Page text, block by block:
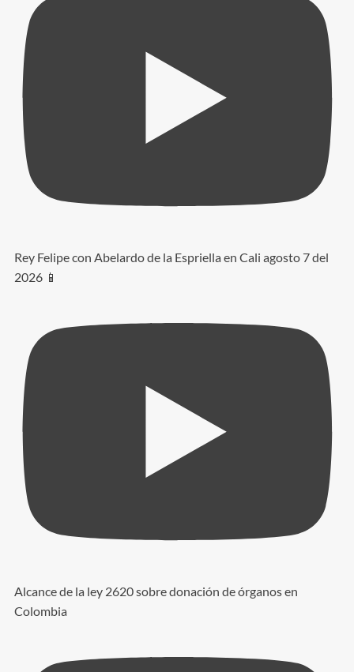
Rey Felipe con Abelardo de la Espriella en Cali agosto 7 del
2026 📱
Alcance de la ley 2620 sobre donación de órganos en
Colombia